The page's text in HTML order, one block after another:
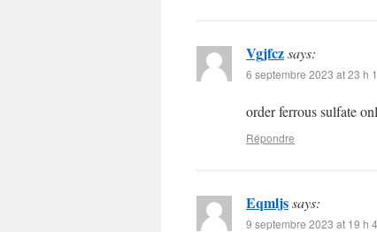
Vgjfczsays:
6 septembre 2023 at 23 h
order ferrous sulfate
Répondre
Eqmljssays:
9 septembre 2023 at 19 h